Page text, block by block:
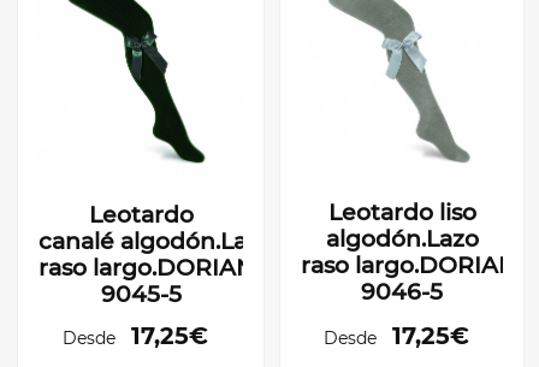
Leotardo
canalé algodón.Lazo
raso largo.DORIAN
9045-5
Desde 17,25€
Leotardo liso
algodón.Lazo
raso largo.DORIAN
9046-5
Desde 17,25€